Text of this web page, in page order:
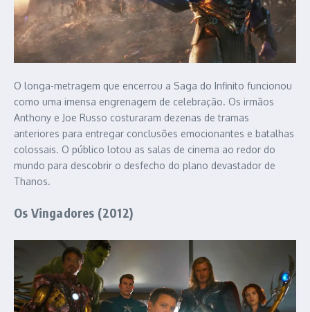
O longa-metragem que encerrou a Saga do Infinito funcionou
como uma imensa engrenagem de celebração. Os irmãos
Anthony e Joe Russo costuraram dezenas de tramas
anteriores para entregar conclusões emocionantes e batalhas
colossais. O público lotou as salas de cinema ao redor do
mundo para descobrir o desfecho do plano devastador de
Thanos.
Os Vingadores (2012)